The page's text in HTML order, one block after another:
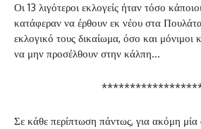
Οι 13 λιγότεροι εκλογείς ήταν τόσο
κατάφεραν να έρθουν εκ νέου στα
εκλογικό τους δικαίωμα, όσο και μόνιμοι
να μην προσέλθουν στην κάλπη…
Σε κάθε περίπτωση πάντως, για ακόμη